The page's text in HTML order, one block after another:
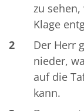
zu
Klage
2
Der Herr
nieder,
auf die
kann.